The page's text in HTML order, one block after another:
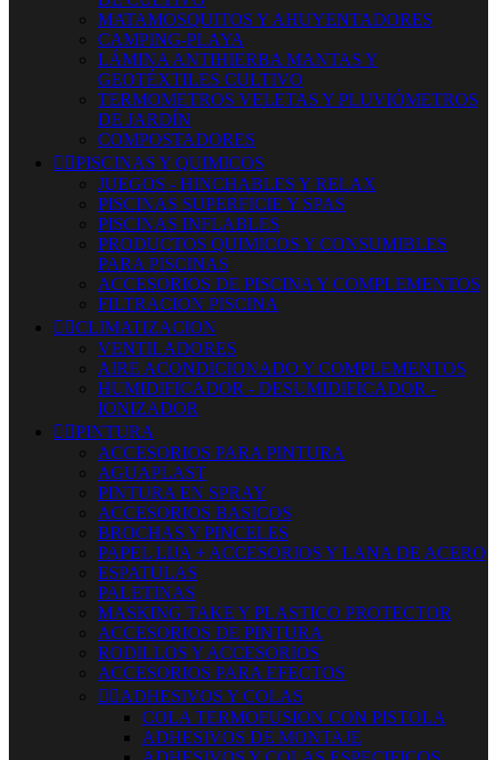
MATAMOSQUITOS Y AHUYENTADORES
CAMPING-PLAYA
LÁMINA ANTIHIERBA MANTAS Y
GEOTÉXTILES CULTIVO
TERMOMETROS VELETAS Y PLUVIÓMETROS
DE JARDÍN
COMPOSTADORES
 PISCINAS Y QUIMICOS
JUEGOS - HINCHABLES Y RELAX
PISCINAS SUPERFICIE Y SPAS
PISCINAS INFLABLES
PRODUCTOS QUIMICOS Y CONSUMIBLES
PARA PISCINAS
ACCESORIOS DE PISCINA Y COMPLEMENTOS
FILTRACION PISCINA
 CLIMATIZACION
VENTILADORES
AIRE ACONDICIONADO Y COMPLEMENTOS
HUMIDIFICADOR - DESUMIDIFICADOR -
IONIZADOR
 PINTURA
ACCESORIOS PARA PINTURA
AGUAPLAST
PINTURA EN SPRAY
ACCESORIOS BASICOS
BROCHAS Y PINCELES
PAPEL LIJA + ACCESORIOS Y LANA DE ACERO
ESPATULAS
PALETINAS
MASKING TAKE Y PLASTICO PROTECTOR
ACCESORIOS DE PINTURA
RODILLOS Y ACCESORIOS
ACCESORIOS PARA EFECTOS
 ADHESIVOS Y COLAS
COLA TERMOFUSION CON PISTOLA
ADHESIVOS DE MONTAJE